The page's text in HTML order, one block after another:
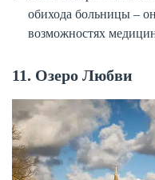
обихода больницы –
возможностях
11. Озеро Любви